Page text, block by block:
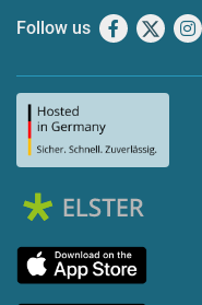
Follow us Facebook
X